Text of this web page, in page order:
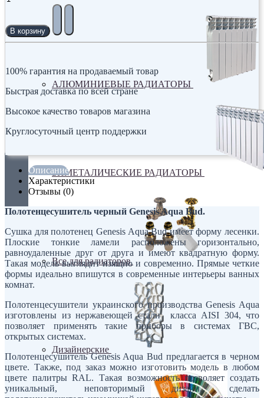
АЛЮМИНИЕВЫЕ РАДИАТОРЫ
БИМЕТАЛИЧЕСКИЕ РАДИАТОРЫ
Все для радиаторов
Дизайнерские
В корзину
100% гарантия на продаваемый товар
Быстрая доставка по всей стране
Высокое качество товаров магазина
Круглосуточный центр поддержки
Описание
Характеристики
Отзывы (0)
Полотенцесушитель черный Genesis Aqua Bud.
Сушка для полотенец Genesis Aqua Bud имеет форму лесенки.
Плоские тонкие ламели расположены горизонтально,
равноудаленные друг от друга и имеют квадратную форму.
Такая модель выглядит изящно и современно. Прямые четкие
формы идеально впишутся в современные интерьеры ванных
комнат.
Полотенцесушители украинского производства Genesis Aqua
изготовлены из нержавеющей стали класса AISI 304, что
позволяет применять такие приборы в системах ГВС,
открытых системах.
Полотенцесушитель Genesis Aqua Bud предлагается в черном
цвете. Также, под заказ можно изготовить модель в любом
цвете палитры RAL. Такая возможность позволяет создать
уникальный, неповторимый дизайн, сделать